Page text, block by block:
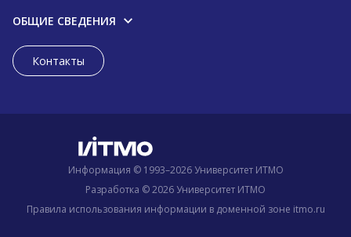
ОБЩИЕ СВЕДЕНИЯ
Контакты
Информация © 1993–2026 Университет ИТМО
Разработка © 2026 Университет ИТМО
Правила использования информации в доменной зоне itmo.ru